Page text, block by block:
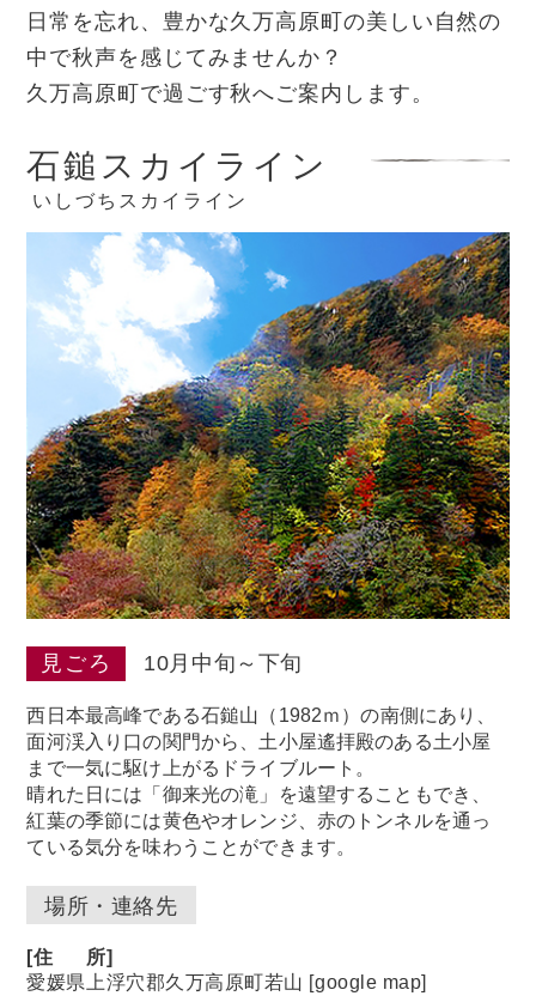
日常を忘れ、豊かな久万高原町の美しい自然の
中で秋声を感じてみませんか？
久万高原町で過ごす秋へご案内します。
石鎚スカイライン
いしづちスカイライン
見ごろ 10月中旬～下旬
西日本最高峰である石鎚山（1982ｍ）の南側にあり、
面河渓入り口の関門から、 土小屋遙拝殿のある土小屋
まで一気に駆け上がるドライブルート。
晴れた日には「御来光の滝」を遠望することもでき、
紅葉の季節には黄色やオレンジ、 赤のトンネルを通っ
ている気分を味わうことができます。
場所・連絡先
[住
所]
愛媛県上浮穴郡久万高原町若山 [google map]